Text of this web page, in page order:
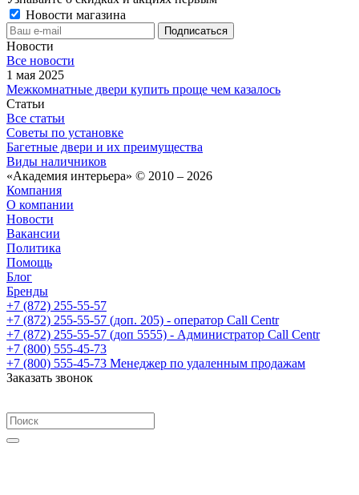
Новости магазина
Новости
Все новости
1 мая 2025
Межкомнатные двери купить проще чем казалось
Статьи
Все статьи
Советы по установке
Багетные двери и их преимущества
Виды наличников
«Академия интерьера» © 2010 – 2026
Компания
О компании
Новости
Вакансии
Политика
Помощь
Блог
Бренды
+7 (872) 255-55-57
+7 (872) 255-55-57 (доп. 205) - оператор Call Centr
+7 (872) 255-55-57 (доп 5555) - Администратор Call Centr
+7 (800) 555-45-73
+7 (800) 555-45-73 Менеджер по удаленным продажам
Заказать звонок